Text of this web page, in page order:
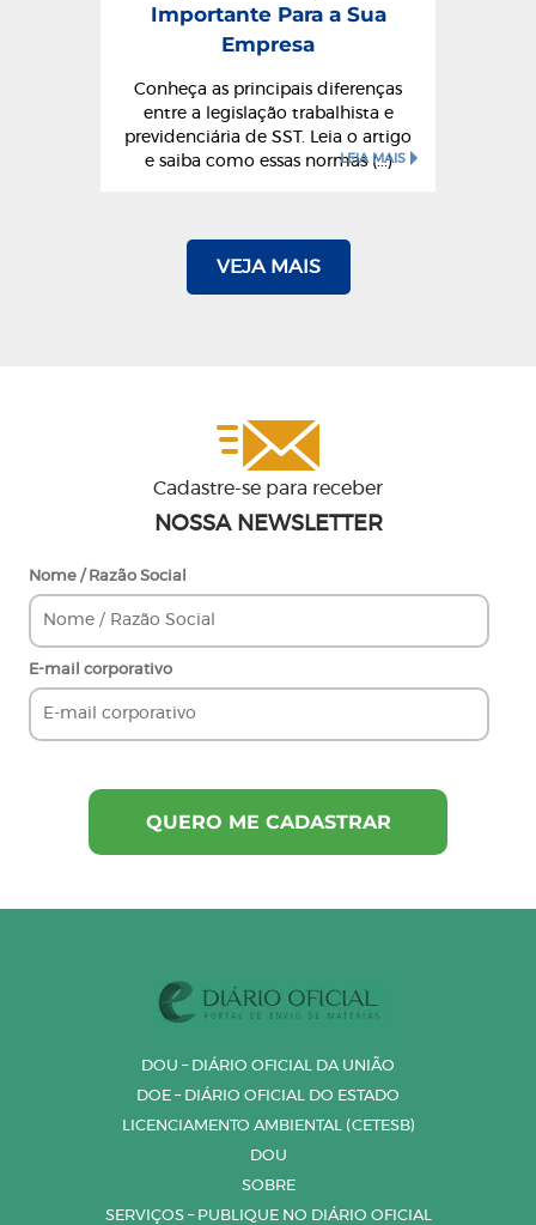
Importante Para a Sua
Empresa
Conheça as principais diferenças
entre a legislação trabalhista e
previdenciária de SST. Leia o artigo
e saiba como essas normas (...)
LEIA MAIS
VEJA MAIS
Cadastre-se para receber
NOSSA NEWSLETTER
Nome / Razão Social
E-mail corporativo
DOU – DIÁRIO OFICIAL DA UNIÃO
DOE – DIÁRIO OFICIAL DO ESTADO
LICENCIAMENTO AMBIENTAL (CETESB)
DOU
SOBRE
SERVIÇOS – PUBLIQUE NO DIÁRIO OFICIAL